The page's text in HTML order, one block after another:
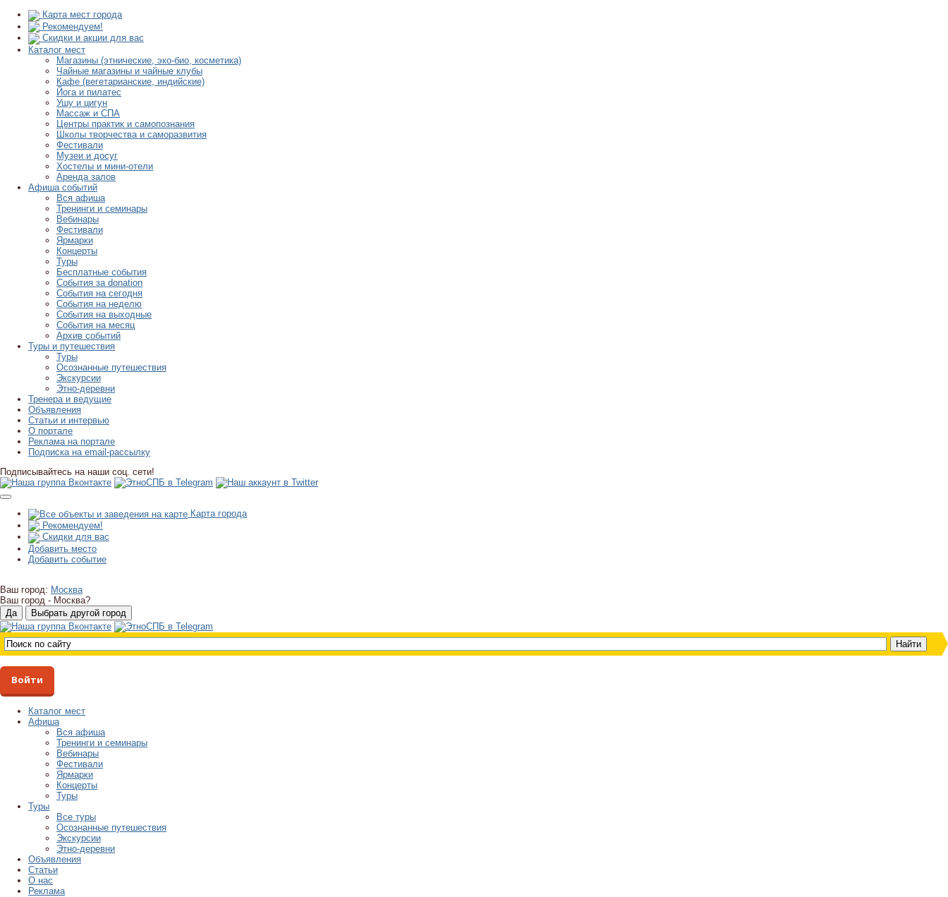
Карта мест города
Рекомендуем!
Скидки и акции для вас
Каталог мест
Магазины (этнические, эко-био, косметика)
Чайные магазины и чайные клубы
Кафе (вегетарианские, индийские)
Йога и пилатес
Ушу и цигун
Массаж и СПА
Центры практик и самопознания
Школы творчества и саморазвития
Фестивали
Музеи и досуг
Хостелы и мини-отели
Аренда залов
Афиша событий
Вся афиша
Тренинги и семинары
Вебинары
Фестивали
Ярмарки
Концерты
Туры
Бесплатные события
События за donation
События на сегодня
События на неделю
События на выходные
События на месяц
Архив событий
Туры и путешествия
Туры
Осознанные путешествия
Экскурсии
Этно-деревни
Тренера и ведущие
Объявления
Статьи и интервью
О портале
Реклама на портале
Подписка на email-рассылку
Подписывайтесь на наши соц. сети!
Карта города
Рекомендуем!
Скидки для вас
Добавить место
Добавить событие
Ваш город: Москва
Ваш город - Москва?
Войти
Каталог мест
Афиша
Вся афиша
Тренинги и семинары
Вебинары
Фестивали
Ярмарки
Концерты
Туры
Туры
Все туры
Осознанные путешествия
Экскурсии
Этно-деревни
Объявления
Статьи
О нас
Реклама